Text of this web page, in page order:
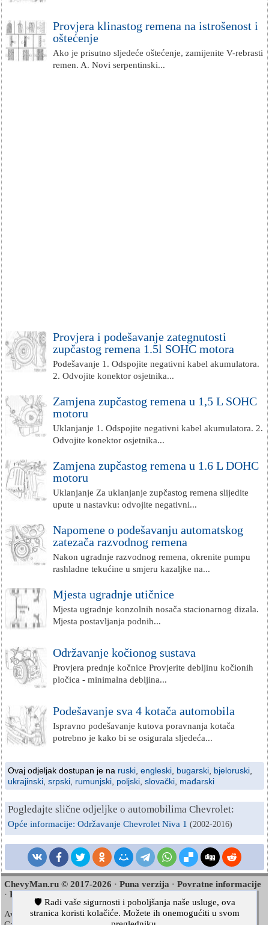
Provjera klinastog remena na istrošenost i
oštećenje
Ako je prisutno sljedeće oštećenje, zamijenite V-rebrasti
remen. A. Novi serpentinski...
Provjera i podešavanje zategnutosti
zupčastog remena 1.5l SOHC motora
Podešavanje 1. Odspojite negativni kabel akumulatora.
2. Odvojite konektor osjetnika...
Zamjena zupčastog remena u 1,5 L SOHC
motoru
Uklanjanje 1. Odspojite negativni kabel akumulatora. 2.
Odvojite konektor osjetnika...
Zamjena zupčastog remena u 1.6 L DOHC
motoru
Uklanjanje Za uklanjanje zupčastog remena slijedite
upute u nastavku: odvojite negativni...
Napomene o podešavanju automatskog
zatezača razvodnog remena
Nakon ugradnje razvodnog remena, okrenite pumpu
rashladne tekućine u smjeru kazaljke na...
Mjesta ugradnje utičnice
Mjesta ugradnje konzolnih nosača stacionarnog dizala.
Mjesta postavljanja podnih...
Održavanje kočionog sustava
Provjera prednje kočnice Provjerite debljinu kočionih
pločica - minimalna debljina...
Podešavanje sva 4 kotača automobila
Ispravno podešavanje kutova poravnanja kotača
potrebno je kako bi se osigurala sljedeća...
Ovaj odjeljak dostupan je na ruski engleski bugarski bjeloruski
ukrajinski srpski rumunjski poljski slovački mađarski
Pogledajte slične odjeljke o automobilima Chevrolet:
Opće informacije: Održavanje Chevrolet Niva 1 (2002-2016)
ChevyMan.ru © 2017-2026 · Puna verzija · Povratne informacije
· Pretraživanje stranice
Aveo 2003-2008·Aveo2006-2011·Aveo2012-2018·
🛡️ Radi vaše sigurnosti i poboljšanja naše usluge, ova
stranica koristi kolačiće. Možete ih onemogućiti u svom